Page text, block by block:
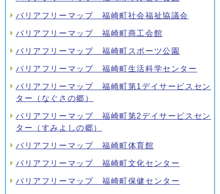
バリアフリーマップ 福崎町社会福祉協議会
バリアフリーマップ 福崎町商工会館
バリアフリーマップ 福崎町スポーツ公園
バリアフリーマップ 福崎町生活科学センター
バリアフリーマップ 福崎町第1デイサービスセン
ター（なぐさの郷）
バリアフリーマップ 福崎町第2デイサービスセン
ター（すみよしの郷）
バリアフリーマップ 福崎町体育館
バリアフリーマップ 福崎町文化センター
バリアフリーマップ 福崎町保健センター